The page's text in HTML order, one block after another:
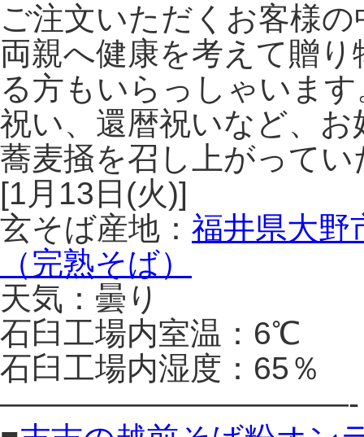
ご注文いただくお客様
両親へ健康を考えて贈
る方もいらっしゃいま
祝い、還暦祝いなど、
蕎麦掻を召し上がって
[1月13日(火)]
玄そば産地： 福井県大野
（完熟そば）
天気：曇り
石臼工場内室温：6℃
石臼工場内湿度：65％
———————————-